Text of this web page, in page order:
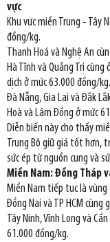
vực
Khu vực miền Trung - Tây
đồng/kg.
Thanh Hoá và Nghệ An
Hà Tĩnh và Quảng Trị
dịch ở mức 63.000 đồng/kg.
Đà Nẵng, Gia Lai và Đắk
Hoà và Lâm Đồng ở mức
Diễn biến này cho thấy
Trung Bộ giữ giá tốt hơn,
sức ép từ nguồn cung và
Miền Nam: Đồng Tháp
Miền Nam tiếp tục là
Đồng Nai và TP HCM cùng
Tây Ninh, Vĩnh Long và
61.000 đồng/kg.